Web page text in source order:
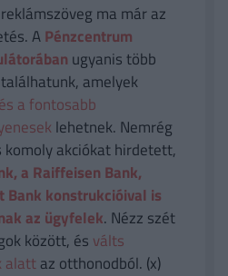
ma már az
APénzcentrum
ugyanis több
amelyek
a fontosabb
lehetnek. Nemrég
akciókat hirdetett,
a Raiffeisen Bank,
Bank konstrukcióival is
az ügyfelek. Nézz szét
között, és válts
alattaz otthonodból. (x)